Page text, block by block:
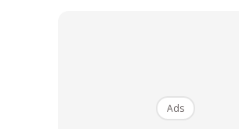
projek itu. Penduduk di Kampung Pelangi
ketinggalan menyumbang tenaga
Ads